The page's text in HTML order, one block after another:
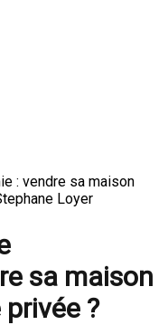
: vendre sa maison
Loyer
sa maison
?